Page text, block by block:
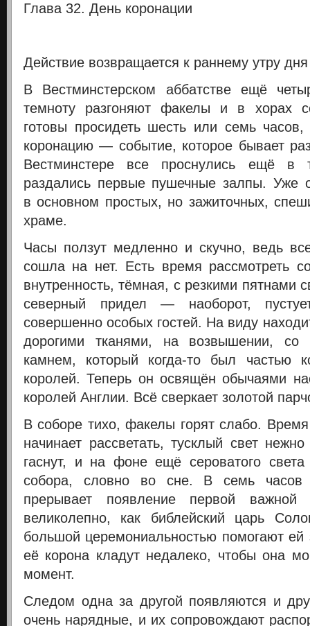
Глава 32. День коронации
Действие возвращается к раннему утру
В Вестминстерском аббатстве ещё
темноту разгоняют факелы и в хорах
готовы просидеть шесть или семь
коронацию — событие, которое бывает
Вестминстере все проснулись ещё в
раздались первые пушечные залпы. Уже
в основном простых, но зажиточных,
храме.
Часы ползут медленно и скучно, ведь
сошла на нет. Есть время рассмотреть
внутренность, тёмная, с резкими пятнами
северный придел — наоборот,
совершенно особых гостей. На виду
дорогими тканями, на возвышении, со
камнем, который когда-то был частью
королей. Теперь он освящён обычаями
королей Англии. Всё сверкает золотой
В соборе тихо, факелы горят слабо.
начинает рассветать, тусклый свет
гаснут, и на фоне ещё сероватого света
собора, словно во сне. В семь часов
прерывает появление первой
великолепно, как библейский царь
большой церемониальностью помогают ей
её корона кладут недалеко, чтобы она
момент.
Следом одна за другой появляются и
очень нарядные, и их сопровождают